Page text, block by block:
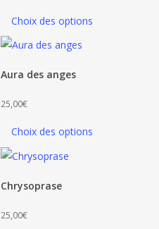
Choix des options
prix :
25,00€
Choix des options
Aura des anges
25,00€
Chrysoprase
25,00€